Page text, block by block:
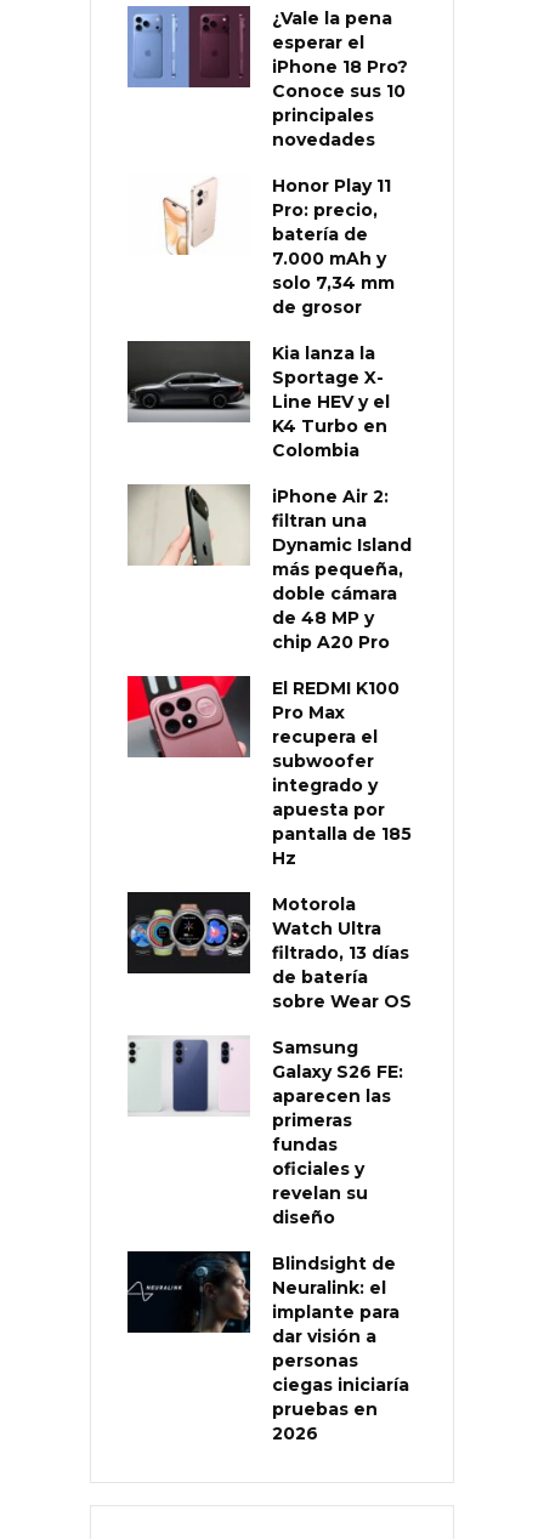
¿Vale la pena
esperar el
iPhone 18 Pro?
Conoce sus 10
principales
novedades
Honor Play 11
Pro: precio,
batería de
7.000 mAh y
solo 7,34 mm
de grosor
Kia lanza la
Sportage X-
Line HEV y el
K4 Turbo en
Colombia
iPhone Air 2:
filtran una
Dynamic Island
más pequeña,
doble cámara
de 48 MP y
chip A20 Pro
El REDMI K100
Pro Max
recupera el
subwoofer
integrado y
apuesta por
pantalla de 185
Hz
Motorola
Watch Ultra
filtrado, 13 días
de batería
sobre Wear OS
Samsung
Galaxy S26 FE:
aparecen las
primeras
fundas
oficiales y
revelan su
diseño
Blindsight de
Neuralink: el
implante para
dar visión a
personas
ciegas iniciaría
pruebas en
2026